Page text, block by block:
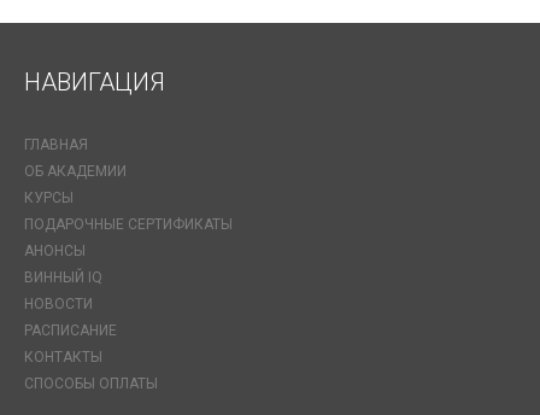
НАВИГАЦИЯ
ГЛАВНАЯ
ОБ АКАДЕМИИ
КУРСЫ
ПОДАРОЧНЫЕ СЕРТИФИКАТЫ
АНОНСЫ
ВИННЫЙ IQ
НОВОСТИ
РАСПИСАНИЕ
КОНТАКТЫ
СПОСОБЫ ОПЛАТЫ